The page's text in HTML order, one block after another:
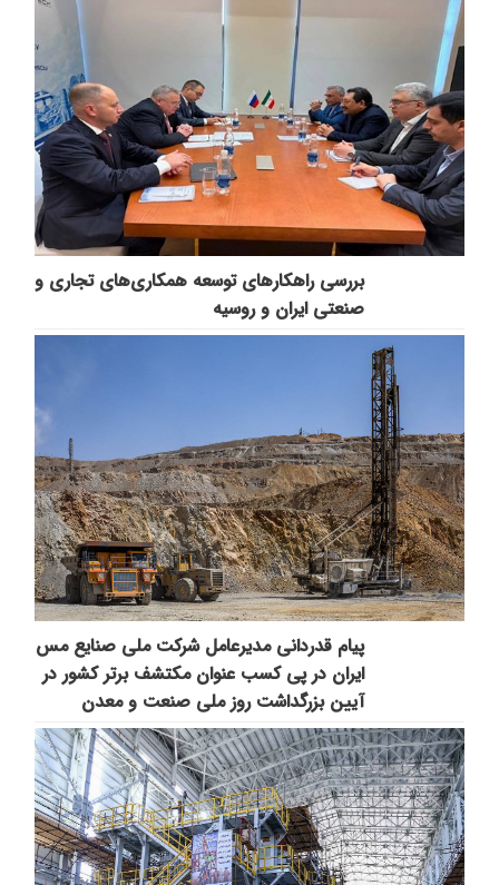
بررسی راهکارهای توسعه همکاری‌های تجاری و
صنعتی ایران و روسیه
پیام قدردانی مدیرعامل شرکت ملی صنایع مس
ایران در پی کسب عنوان مکتشف برتر کشور در
آیین بزرگداشت روز ملی صنعت و معدن